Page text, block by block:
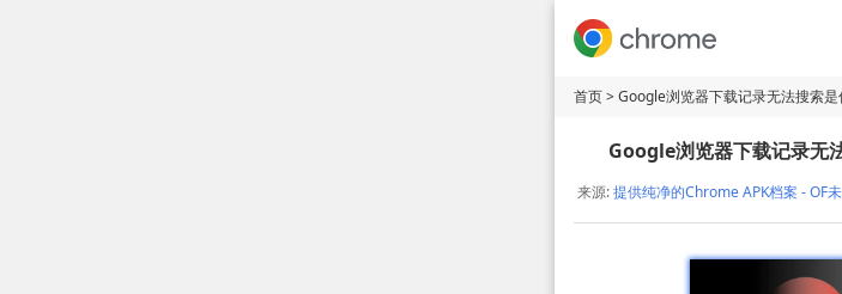
首页> Google浏览器下载记录无法搜索
Google浏览器下载记录无
来源:提供纯净的Chrome APK档案 - OF